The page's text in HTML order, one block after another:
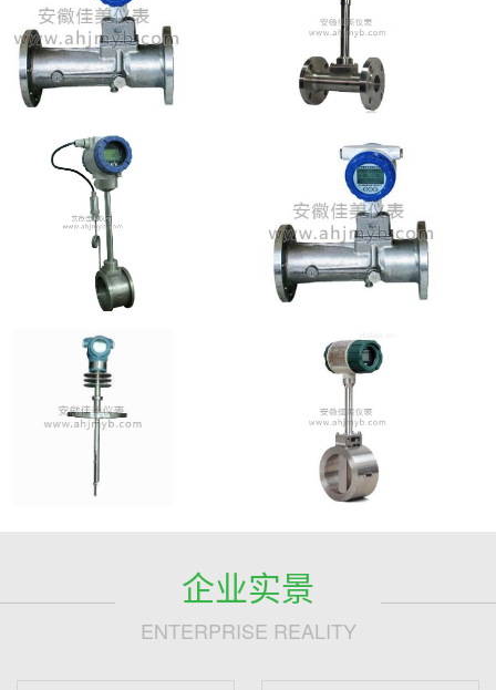
企业实景
ENTERPRISE REALITY